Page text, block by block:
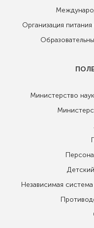
Организация
Министерство
Независимая система